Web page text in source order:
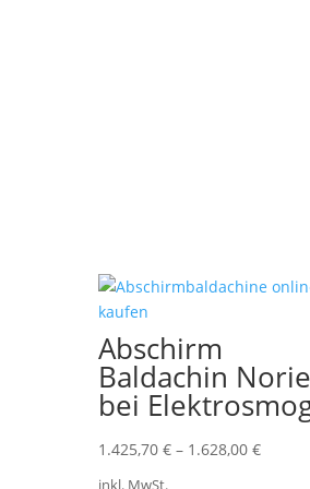
Abschirm
Baldachin
bei
1.425,70 €– 1.628,00 €